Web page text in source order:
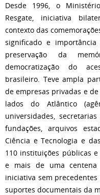
Desde 1996, o
Resgate, iniciativa
contexto das
significado e
preservação da
democratização do
brasileiro. Teve ampla
de empresas privadas e
lados do Atlântico
universidades,
fundações, arquivos
Ciência e Tecnologia e
110 instituições públicas
e mais de uma centena
iniciativa sem
suportes documentais da